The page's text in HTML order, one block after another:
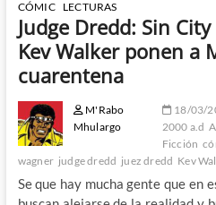
CÓMIC LECTURAS
Judge Dredd: Sin
Kev Walker ponen a
cuarentena
M'Rabo
Mhulargo
18/03/
2000 a.d
Ficción
wagner judge dredd juez dredd Kev
Se que hay mucha gente que en